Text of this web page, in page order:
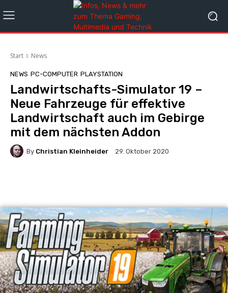
Start News
NEWS PC-COMPUTER PLAYSTATION
Landwirtschafts-Simulator 19 –
Neue Fahrzeuge für effektive
Landwirtschaft auch im Gebirge
mit dem nächsten Addon
By Christian Kleinheider 29. Oktober 2020